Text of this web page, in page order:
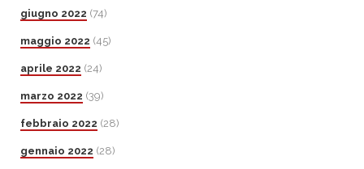
giugno 2022 (74)
maggio 2022 (45)
aprile 2022 (24)
marzo 2022 (39)
febbraio 2022 (28)
gennaio 2022 (28)